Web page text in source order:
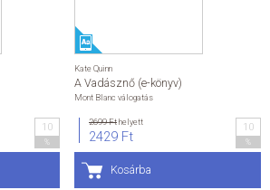
10
Kate Quinn
A Vadásznő (e-könyv)
Mont Blanc válogatás
2699 Fthelyett
2429 Ft
10
Kosárba